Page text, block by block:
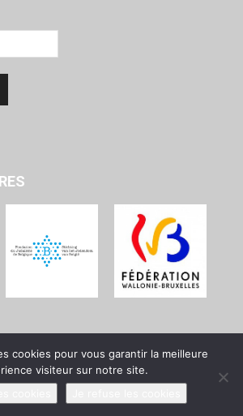
nous ? Devenir membre Contact
des Progressistes Juifs de Belgique - 2025
cookies pour vous garantir la meilleure
visiteur sur notre site.